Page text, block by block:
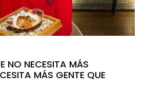
NO NECESITA MÁS
MÁS GENTE QUE